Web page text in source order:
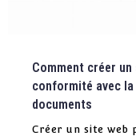
Comment créer
conformité avec
documents
Créer un site web